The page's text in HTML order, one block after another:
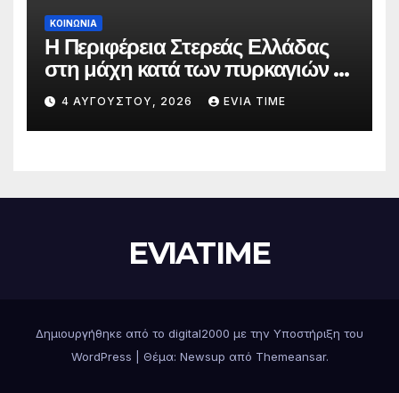
ΚΟΙΝΩΝΙΑ
Η Περιφέρεια Στερεάς Ελλάδας
στη μάχη κατά των πυρκαγιών –
Δράσεις και στήριξη σε πέντε
περιφερειακές ενότητες
4 ΑΥΓΟΎΣΤΟΥ, 2026 EVIA TIME
EVIATIME
Δημιουργήθηκε από το digital2000 με την Υποστήριξη του
WordPress
Θέμα: Newsup από Themeansar.